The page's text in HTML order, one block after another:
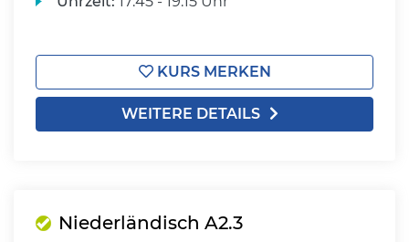
KURS MERKEN
WEITERE DETAILS
Niederländisch A2.3